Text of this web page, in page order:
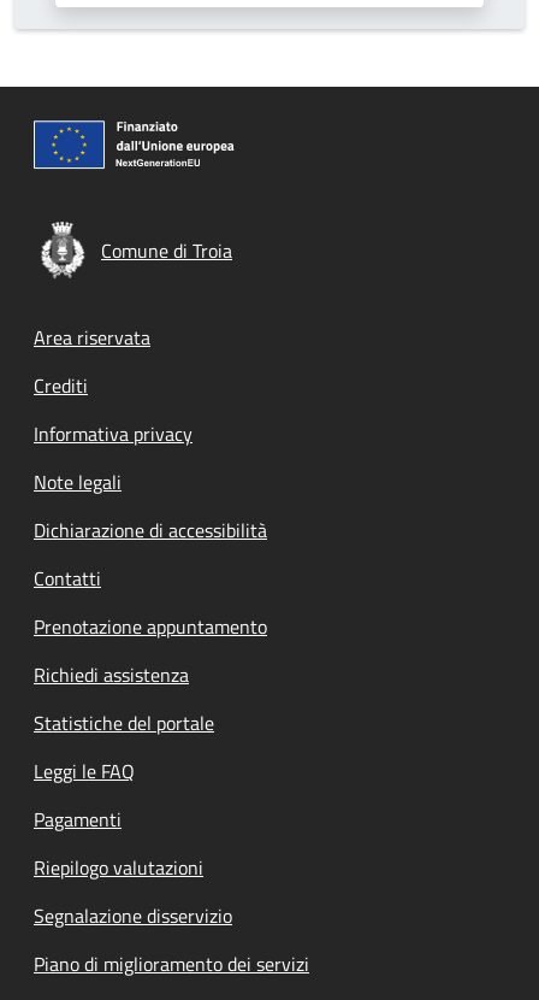
Comune di Troia
Footer menu
Area riservata
Crediti
Informativa privacy
Note legali
Dichiarazione di accessibilità
Contatti
Prenotazione appuntamento
Richiedi assistenza
Statistiche del portale
Leggi le FAQ
Pagamenti
Riepilogo valutazioni
Segnalazione disservizio
Piano di miglioramento dei servizi